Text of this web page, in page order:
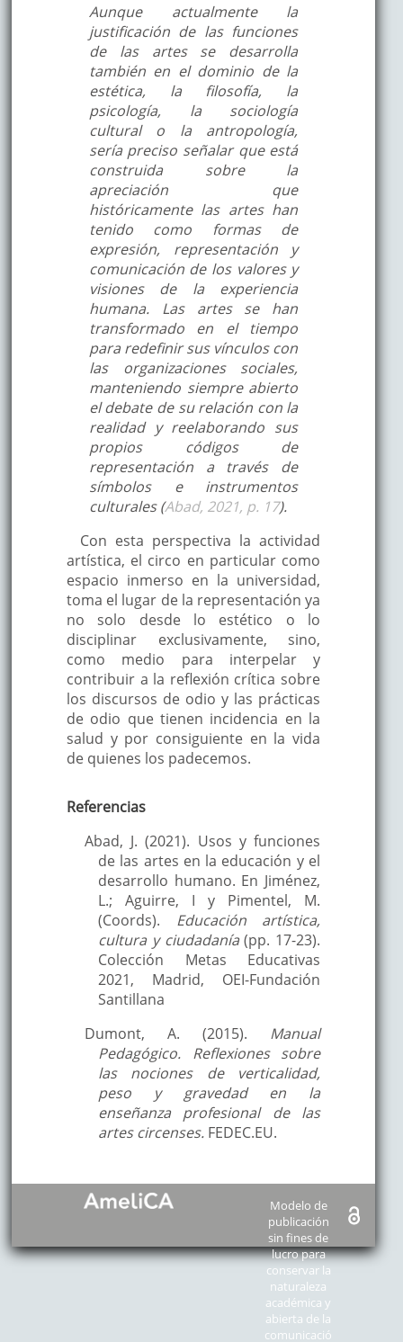
Aunque actualmente la
justificación de las funciones
de las artes se desarrolla
también en el dominio de la
estética, la filosofía, la
psicología, la sociología
cultural o la antropología,
sería preciso señalar que está
construida sobre la
apreciación que
históricamente las artes han
tenido como formas de
expresión, representación y
comunicación de los valores y
visiones de la experiencia
humana. Las artes se han
transformado en el tiempo
para redefinir sus vínculos con
las organizaciones sociales,
manteniendo siempre abierto
el debate de su relación con la
realidad y reelaborando sus
propios códigos de
representación a través de
símbolos e instrumentos
culturales (Abad, 2021, p. 17).
Con esta perspectiva la actividad
artística, el circo en particular como
espacio inmerso en la universidad,
toma el lugar de la representación ya
no solo desde lo estético o lo
disciplinar exclusivamente, sino,
como medio para interpelar y
contribuir a la reflexión crítica sobre
los discursos de odio y las prácticas
de odio que tienen incidencia en la
salud y por consiguiente en la vida
de quienes los padecemos.
Referencias
Abad, J. (2021). Usos y funciones
de las artes en la educación y el
desarrollo humano. En Jiménez,
L.; Aguirre, I y Pimentel, M.
(Coords). Educación artística,
cultura y ciudadanía(pp. 17-23).
Colección Metas Educativas
2021, Madrid, OEI-Fundación
Santillana
Dumont, A. (2015). Manual
Pedagógico. Reflexiones sobre
las nociones de verticalidad,
peso y gravedad en la
enseñanza profesional de las
artes circenses.FEDEC.EU.
Modelo de
publicación
sin fines de
lucro para
conservar la
naturaleza
académica y
abierta de la
comunicació